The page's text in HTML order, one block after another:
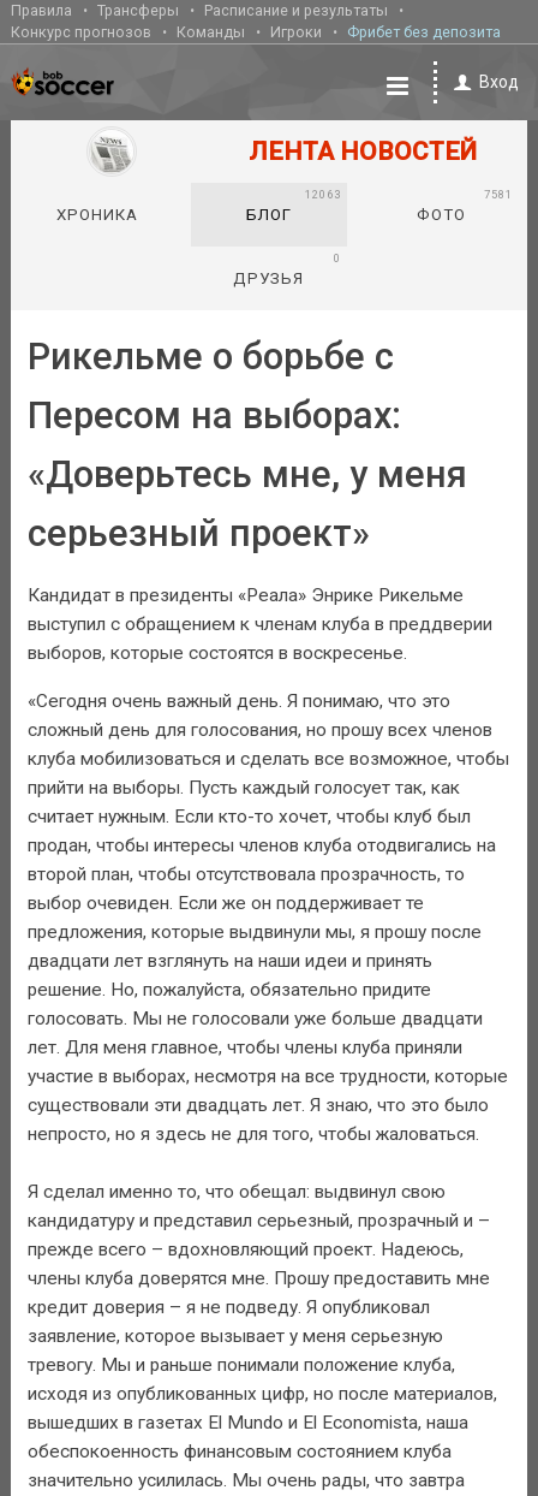
Правила Трансферы
Расписание и результаты
Конкурс прогнозов
Команды Игроки Фрибет без депозита
Вход
ЛЕНТА НОВОСТЕЙ
ХРОНИКА БЛОГ
12063
ФОТО
7581
ДРУЗЬЯ
0
Рикельме о борьбе с
Пересом на выборах:
«Доверьтесь мне, у меня
серьезный проект»
Кандидат в президенты «Реала» Энрике Рикельме
выступил с обращением к членам клуба в преддверии
выборов, которые состоятся в воскресенье.
«Сегодня очень важный день. Я понимаю, что это
сложный день для голосования, но прошу всех членов
клуба мобилизоваться и сделать все возможное, чтобы
прийти на выборы. Пусть каждый голосует так, как
считает нужным. Если кто-то хочет, чтобы клуб был
продан, чтобы интересы членов клуба отодвигались на
второй план, чтобы отсутствовала прозрачность, то
выбор очевиден. Если же он поддерживает те
предложения, которые выдвинули мы, я прошу после
двадцати лет взглянуть на наши идеи и принять
решение. Но, пожалуйста, обязательно придите
голосовать. Мы не голосовали уже больше двадцати
лет. Для меня главное, чтобы члены клуба приняли
участие в выборах, несмотря на все трудности, которые
существовали эти двадцать лет. Я знаю, что это было
непросто, но я здесь не для того, чтобы жаловаться.
Я сделал именно то, что обещал: выдвинул свою
кандидатуру и представил серьезный, прозрачный и –
прежде всего – вдохновляющий проект. Надеюсь,
члены клуба доверятся мне. Прошу предоставить мне
кредит доверия – я не подведу. Я опубликовал
заявление, которое вызывает у меня серьезную
тревогу. Мы и раньше понимали положение клуба,
исходя из опубликованных цифр, но после материалов,
вышедших в газетах El Mundo и El Economista, наша
обеспокоенность финансовым состоянием клуба
значительно усилилась. Мы очень рады, что завтра